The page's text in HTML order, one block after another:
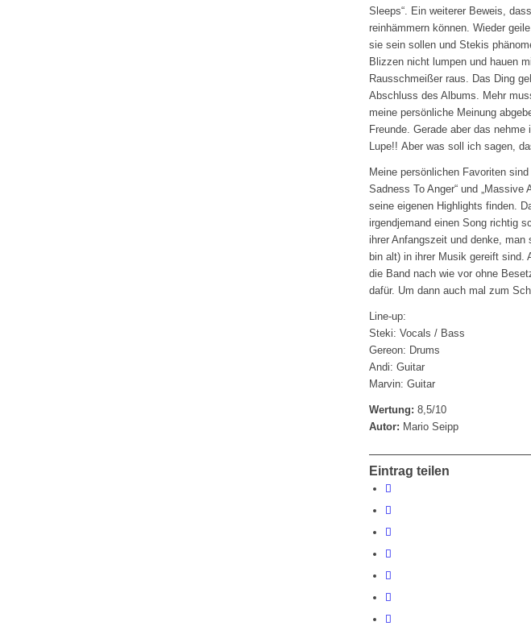
Sleeps“. Ein weiterer Beweis,
reinhämmern können. Wieder
sie sein sollen und Stekis
Blizzen nicht lumpen und hauen
Rausschmeißer raus. Das Ding
Abschluss des Albums. Mehr
meine persönliche Meinung
Freunde. Gerade aber das
Lupe!! Aber was soll ich sagen,
Meine persönlichen Favoriten
Sadness To Anger“ und „Massive
seine eigenen Highlights finden.
irgendjemand einen Song richtig
ihrer Anfangszeit und denke,
bin alt) in ihrer Musik gereift sind.
die Band nach wie vor ohne
dafür. Um dann auch mal zum
Line-up:
Steki: Vocals / Bass
Gereon: Drums
Andi: Guitar
Marvin: Guitar
Wertung: 8,5/10
Autor: Mario Seipp
Eintrag teilen